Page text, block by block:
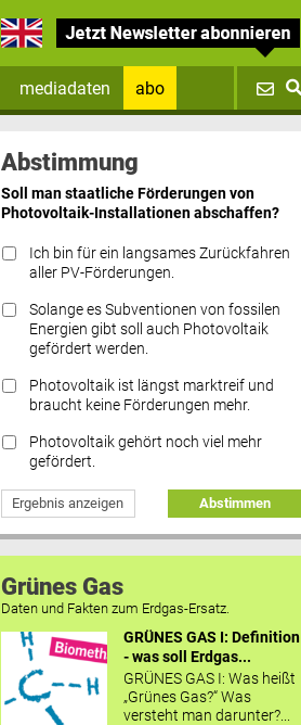
mediadaten
abo
Datenschutz FAQs
Abstimmung
Soll man staatliche Förderungen von
Photovoltaik-Installationen abschaffen?
Ich bin für ein langsames Zurückfahren
aller PV-Förderungen.
Solange es Subventionen von fossilen
Energien gibt soll auch Photovoltaik
gefördert werden.
Photovoltaik ist längst marktreif und
braucht keine Förderungen mehr.
Photovoltaik gehört noch viel mehr
gefördert.
Ergebnis anzeigen Abstimmen
Grünes Gas
Daten und Fakten zum Erdgas-Ersatz.
GRÜNES GAS I: Definition
- was soll Erdgas...
GRÜNES GAS I: Was heißt
„Grünes Gas?“ Was
versteht man darunter?...